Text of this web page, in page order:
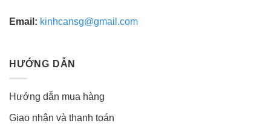
Email: kinhcansg@gmail.com
HƯỚNG DẪN
Hướng dẫn mua hàng
Giao nhận và thanh toán